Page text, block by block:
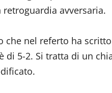
avversaria.
nel referto ha
5-2. Si tratta di un